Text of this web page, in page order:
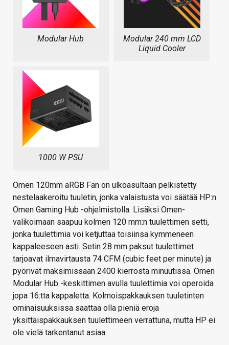
Modular Hub
Modular 240 mm LCD
Liquid Cooler
1000 W PSU
Omen 120mm aRGB Fan on ulkoasultaan pelkistetty
nestelaakeroitu tuuletin, jonka valaistusta voi säätää HP:n
Omen Gaming Hub -ohjelmistolla. Lisäksi Omen-
valikoimaan saapuu kolmen 120 mm:n tuulettimen setti,
jonka tuulettimia voi ketjuttaa toisiinsa kymmeneen
kappaleeseen asti. Setin 28 mm paksut tuulettimet
tarjoavat ilmavirtausta 74 CFM (cubic feet per minute) ja
pyörivät maksimissaan 2400 kierrosta minuutissa. Omen
Modular Hub -keskittimen avulla tuulettimia voi operoida
jopa 16:tta kappaletta. Kolmoispakkauksen tuuletinten
ominaisuuksissa saattaa olla pieniä eroja
yksittäispakkauksen tuulettimeen verrattuna, mutta HP ei
ole vielä tarkentanut asiaa.